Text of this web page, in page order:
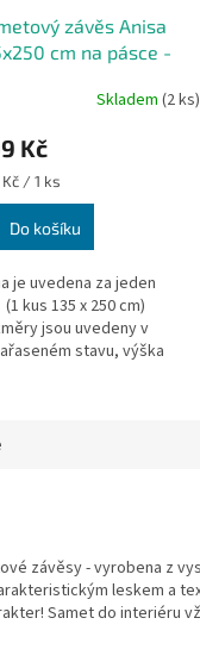
závěs Anisa
cm na pásce -
Skladem (2 ks)
Kč
Kč / 1 ks
Do košíku
je uvedena za jeden
kus 135 x 250 cm)
jsou uvedeny v
stavu, výška
závěsy - vyrobena z
leskem a
Samet do interiéru